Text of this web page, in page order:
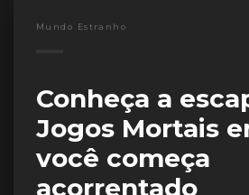
Mundo Estranho
Conheça a
Jogos Mortais
você começa
acorrentado